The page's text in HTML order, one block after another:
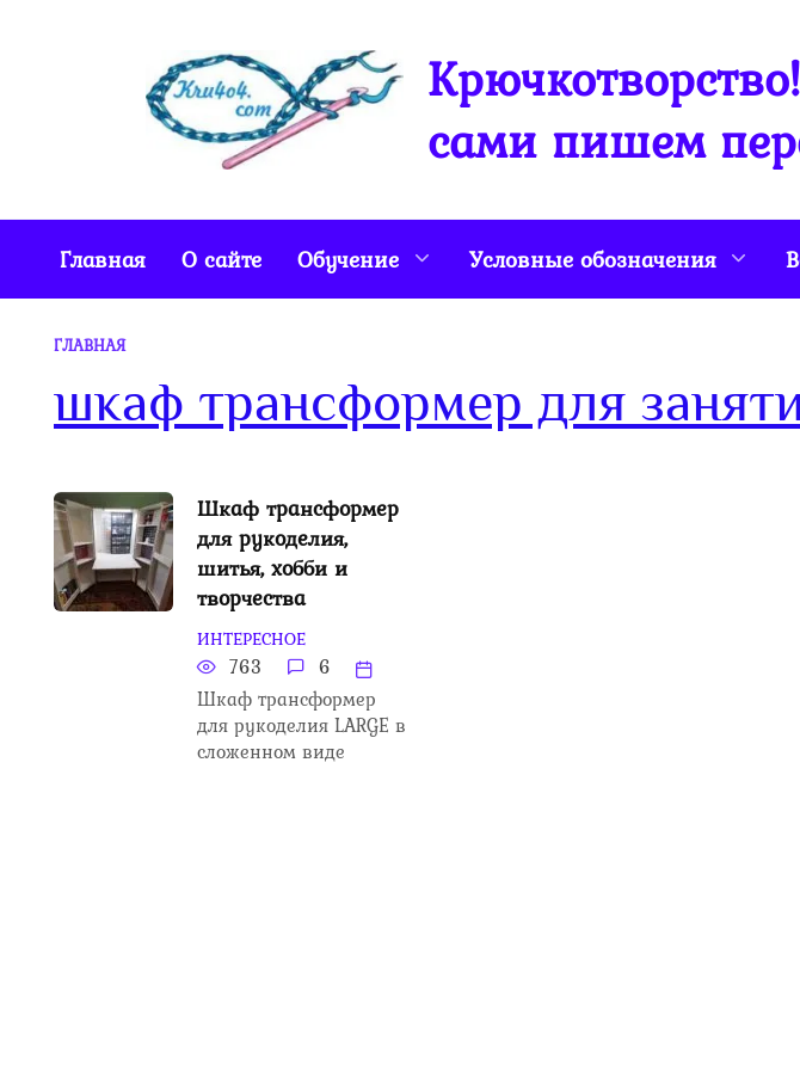
сами пишем
Главная О сайте Обучение Условные обозначения
ГЛАВНАЯ
шкаф трансформер для
Шкаф трансформер
для рукоделия,
шитья, хобби и
творчества
ИНТЕРЕСНОЕ
763
6
Шкаф трансформер
для рукоделия LARGE в
сложенном виде